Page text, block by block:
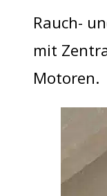
Rauch-
mit
Motoren.